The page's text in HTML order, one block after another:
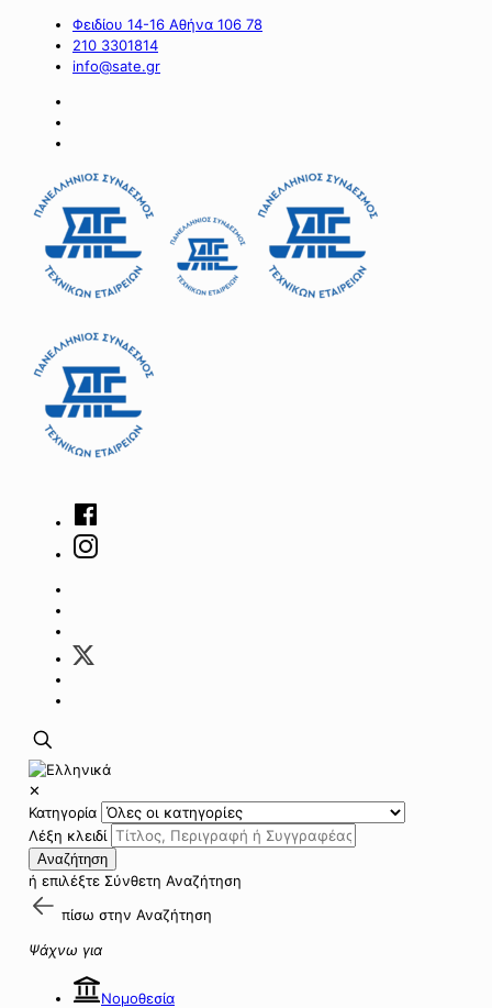
Φειδίου 14-16 Αθήνα 106 78
210 3301814
info@sate.gr
✕
Κατηγορία
Λέξη κλειδί
Αναζήτηση
ή επιλέξτε Σύνθετη Αναζήτηση
πίσω στην Αναζήτηση
Ψάχνω για
Νομοθεσία